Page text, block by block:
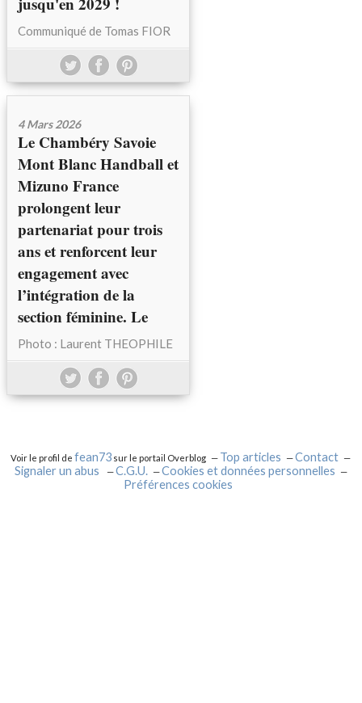
Communiqué de Tomas FIOR
4 Mars 2026
Le Chambéry Savoie
Mont Blanc Handball et
Mizuno France
prolongent leur
partenariat pour trois
ans et renforcent leur
engagement avec
l’intégration de la
section féminine. Le
Photo : Laurent THEOPHILE
Voir le profil defean73 sur le portail Overblog Top articles
Contact
Signaler un abus
C.G.U.
Cookies et données personnelles
Préférences cookies